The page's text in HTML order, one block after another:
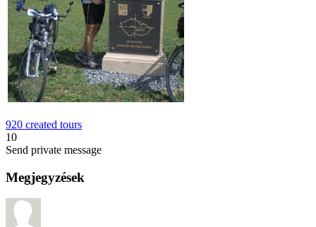
920 created tours
10
Send private message
Megjegyzések